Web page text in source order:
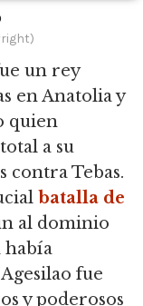
un rey
en Anatolia y
quien
a su
contra Tebas.
batalla de
al dominio
había
fue
y poderosos